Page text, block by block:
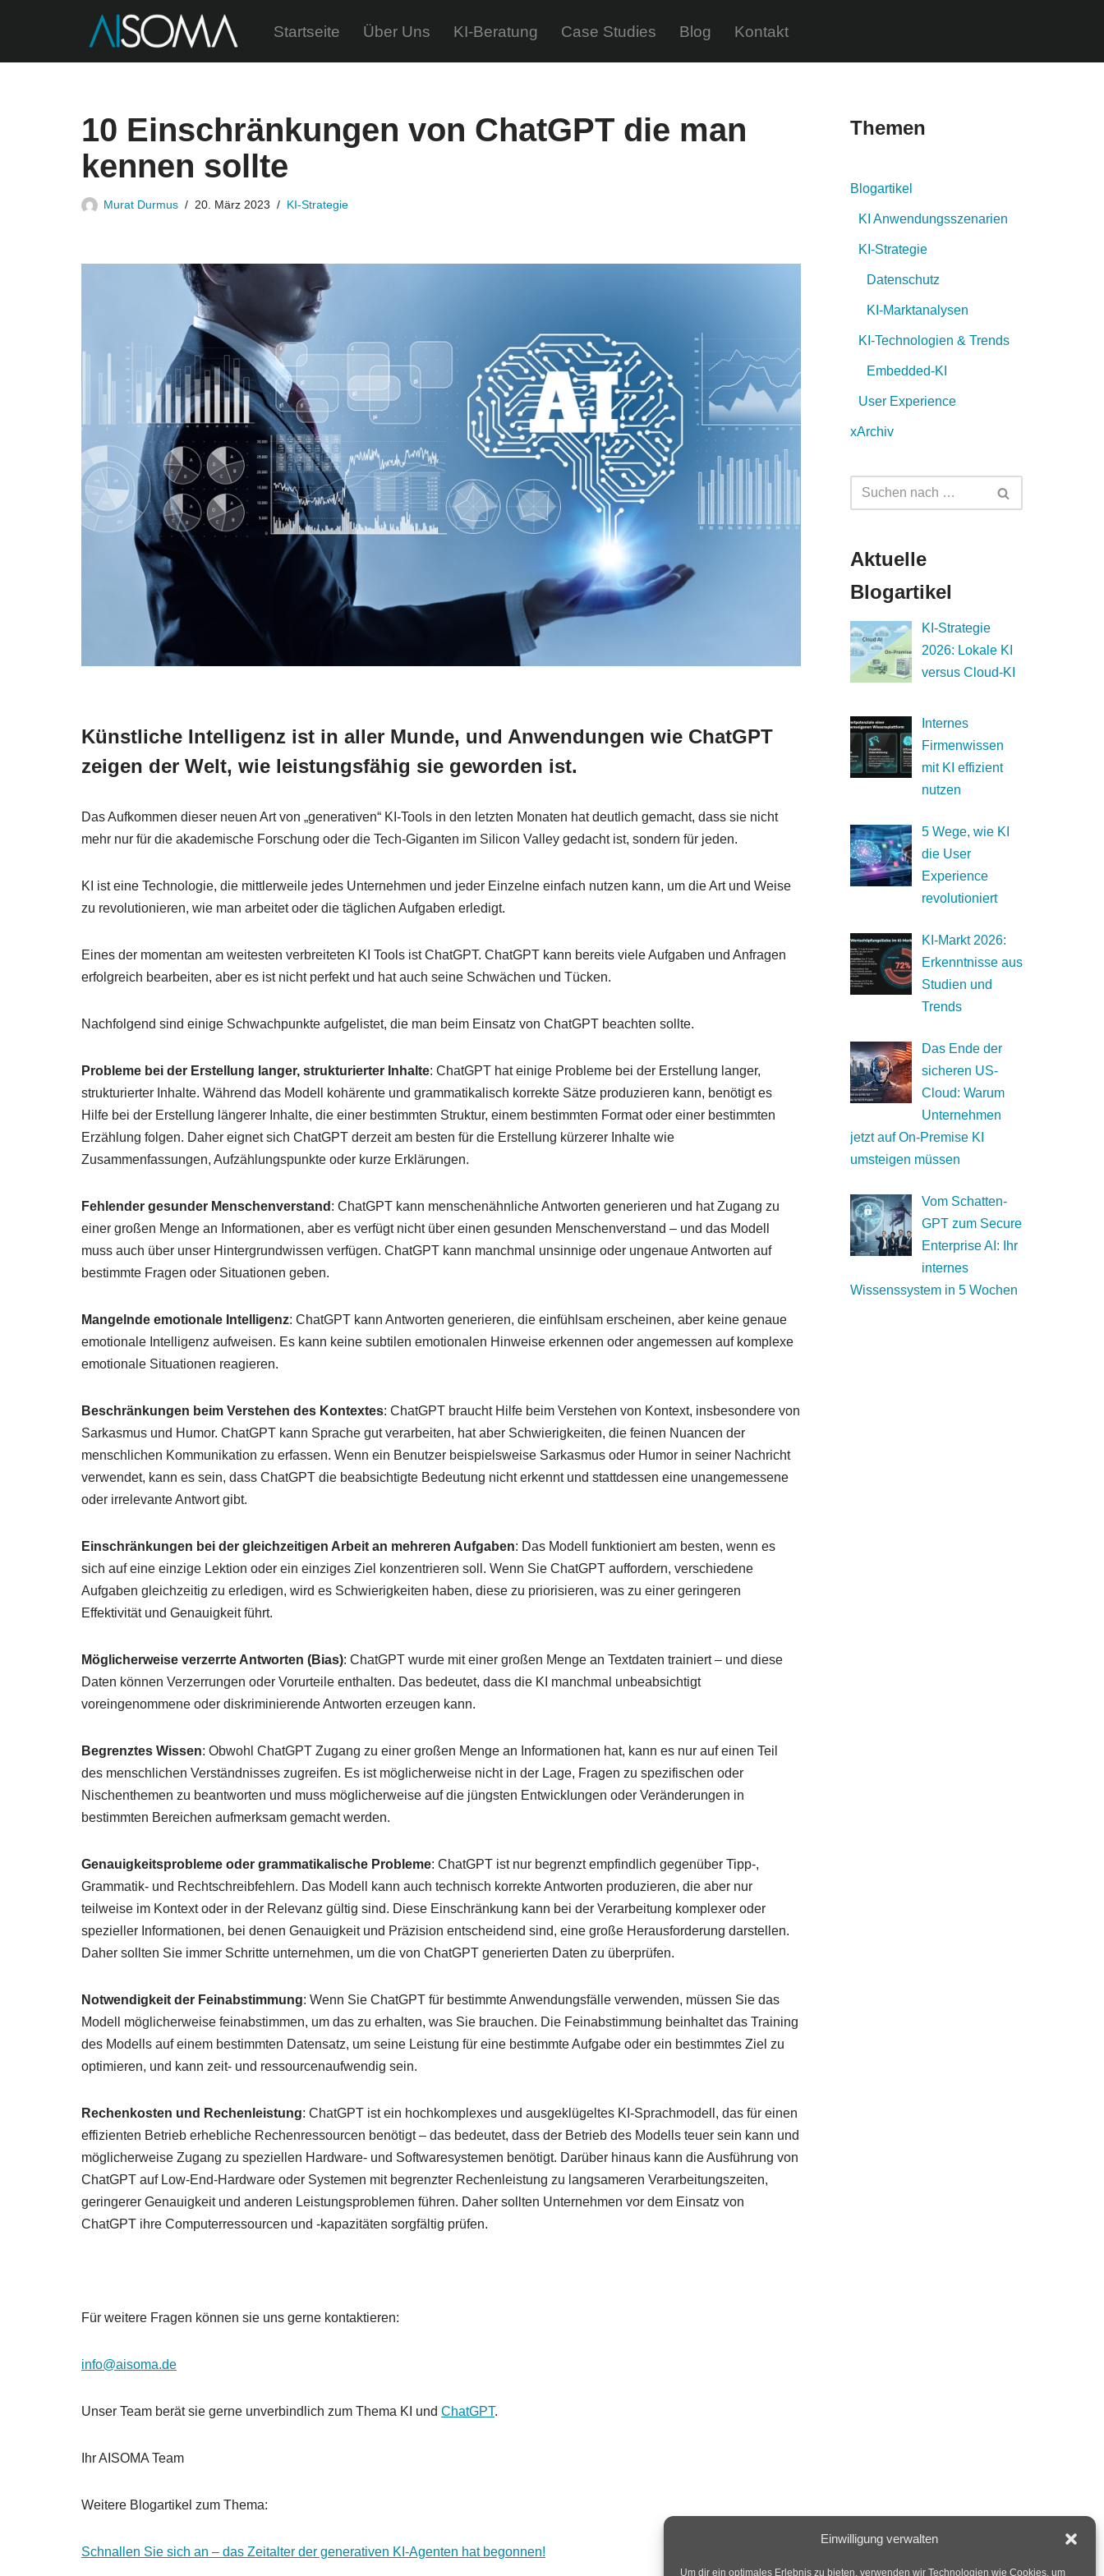
Einwilligung verwalten
Um dir ein optimales Erlebnis zu bieten, verwenden wir Technologien wie Cookies, um
Startseite Über Uns KI-Beratung Case Studies Blog Kontakt
10 Einschränkungen von ChatGPT die man
kennen sollte
Murat Durmus 20. März 2023 KI-Strategie
Künstliche Intelligenz ist in aller Munde, und Anwendungen wie ChatGPT
zeigen der Welt, wie leistungsfähig sie geworden ist.
Das Aufkommen dieser neuen Art von „generativen“ KI-Tools in den letzten Monaten hat deutlich gemacht, dass sie nicht
mehr nur für die akademische Forschung oder die Tech-Giganten im Silicon Valley gedacht ist, sondern für jeden.
KI ist eine Technologie, die mittlerweile jedes Unternehmen und jeder Einzelne einfach nutzen kann, um die Art und Weise
zu revolutionieren, wie man arbeitet oder die täglichen Aufgaben erledigt.
Eines der momentan am weitesten verbreiteten KI Tools ist ChatGPT. ChatGPT kann bereits viele Aufgaben und Anfragen
erfolgreich bearbeiten, aber es ist nicht perfekt und hat auch seine Schwächen und Tücken.
Nachfolgend sind einige Schwachpunkte aufgelistet, die man beim Einsatz von ChatGPT beachten sollte.
Probleme bei der Erstellung langer, strukturierter Inhalte: ChatGPT hat einige Probleme bei der Erstellung langer,
strukturierter Inhalte. Während das Modell kohärente und grammatikalisch korrekte Sätze produzieren kann, benötigt es
Hilfe bei der Erstellung längerer Inhalte, die einer bestimmten Struktur, einem bestimmten Format oder einer bestimmten
Erzählung folgen. Daher eignet sich ChatGPT derzeit am besten für die Erstellung kürzerer Inhalte wie
Zusammenfassungen, Aufzählungspunkte oder kurze Erklärungen.
Fehlender gesunder Menschenverstand : ChatGPT kann menschenähnliche Antworten generieren und hat Zugang zu
einer großen Menge an Informationen, aber es verfügt nicht über einen gesunden Menschenverstand – und das Modell
muss auch über unser Hintergrundwissen verfügen. ChatGPT kann manchmal unsinnige oder ungenaue Antworten auf
bestimmte Fragen oder Situationen geben.
Mangelnde emotionale Intelligenz: ChatGPT kann Antworten generieren, die einfühlsam erscheinen, aber keine genaue
emotionale Intelligenz aufweisen. Es kann keine subtilen emotionalen Hinweise erkennen oder angemessen auf komplexe
emotionale Situationen reagieren.
Beschränkungen beim Verstehen des Kontextes: ChatGPT braucht Hilfe beim Verstehen von Kontext, insbesondere von
Sarkasmus und Humor. ChatGPT kann Sprache gut verarbeiten, hat aber Schwierigkeiten, die feinen Nuancen der
menschlichen Kommunikation zu erfassen. Wenn ein Benutzer beispielsweise Sarkasmus oder Humor in seiner Nachricht
verwendet, kann es sein, dass ChatGPT die beabsichtigte Bedeutung nicht erkennt und stattdessen eine unangemessene
oder irrelevante Antwort gibt.
Einschränkungen bei der gleichzeitigen Arbeit an mehreren Aufgaben: Das Modell funktioniert am besten, wenn es
sich auf eine einzige Lektion oder ein einziges Ziel konzentrieren soll. Wenn Sie ChatGPT auffordern, verschiedene
Aufgaben gleichzeitig zu erledigen, wird es Schwierigkeiten haben, diese zu priorisieren, was zu einer geringeren
Effektivität und Genauigkeit führt.
Möglicherweise verzerrte Antworten (Bias): ChatGPT wurde mit einer großen Menge an Textdaten trainiert – und diese
Daten können Verzerrungen oder Vorurteile enthalten. Das bedeutet, dass die KI manchmal unbeabsichtigt
voreingenommene oder diskriminierende Antworten erzeugen kann.
Begrenztes Wissen: Obwohl ChatGPT Zugang zu einer großen Menge an Informationen hat, kann es nur auf einen Teil
des menschlichen Verständnisses zugreifen. Es ist möglicherweise nicht in der Lage, Fragen zu spezifischen oder
Nischenthemen zu beantworten und muss möglicherweise auf die jüngsten Entwicklungen oder Veränderungen in
bestimmten Bereichen aufmerksam gemacht werden.
Genauigkeitsprobleme oder grammatikalische Probleme: ChatGPT ist nur begrenzt empfindlich gegenüber Tipp-,
Grammatik- und Rechtschreibfehlern. Das Modell kann auch technisch korrekte Antworten produzieren, die aber nur
teilweise im Kontext oder in der Relevanz gültig sind. Diese Einschränkung kann bei der Verarbeitung komplexer oder
spezieller Informationen, bei denen Genauigkeit und Präzision entscheidend sind, eine große Herausforderung darstellen.
Daher sollten Sie immer Schritte unternehmen, um die von ChatGPT generierten Daten zu überprüfen.
Notwendigkeit der Feinabstimmung: Wenn Sie ChatGPT für bestimmte Anwendungsfälle verwenden, müssen Sie das
Modell möglicherweise feinabstimmen, um das zu erhalten, was Sie brauchen. Die Feinabstimmung beinhaltet das Training
des Modells auf einem bestimmten Datensatz, um seine Leistung für eine bestimmte Aufgabe oder ein bestimmtes Ziel zu
optimieren, und kann zeit- und ressourcenaufwendig sein.
Rechenkosten und Rechenleistung: ChatGPT ist ein hochkomplexes und ausgeklügeltes KI-Sprachmodell, das für einen
effizienten Betrieb erhebliche Rechenressourcen benötigt – das bedeutet, dass der Betrieb des Modells teuer sein kann und
möglicherweise Zugang zu speziellen Hardware- und Softwaresystemen benötigt. Darüber hinaus kann die Ausführung von
ChatGPT auf Low-End-Hardware oder Systemen mit begrenzter Rechenleistung zu langsameren Verarbeitungszeiten,
geringerer Genauigkeit und anderen Leistungsproblemen führen. Daher sollten Unternehmen vor dem Einsatz von
ChatGPT ihre Computerressourcen und -kapazitäten sorgfältig prüfen.
Für weitere Fragen können sie uns gerne kontaktieren:
info@aisoma.de
Unser Team berät sie gerne unverbindlich zum Thema KI und ChatGPT.
Ihr AISOMA Team
Weitere Blogartikel zum Thema:
Schnallen Sie sich an – das Zeitalter der generativen KI-Agenten hat begonnen!
Themen
Blogartikel
KI Anwendungsszenarien
KI-Strategie
Datenschutz
KI-Marktanalysen
KI-Technologien & Trends
Embedded-KI
User Experience
xArchiv
Aktuelle
Blogartikel
KI-Strategie
2026: Lokale KI
versus Cloud-KI
Internes
Firmenwissen
mit KI effizient
nutzen
5 Wege, wie KI
die User
Experience
revolutioniert
KI-Markt 2026:
Erkenntnisse aus
Studien und
Trends
Das Ende der
sicheren US-
Cloud: Warum
Unternehmen
jetzt auf On-Premise KI
umsteigen müssen
Vom Schatten-
GPT zum Secure
Enterprise AI: Ihr
internes
Wissenssystem in 5 Wochen